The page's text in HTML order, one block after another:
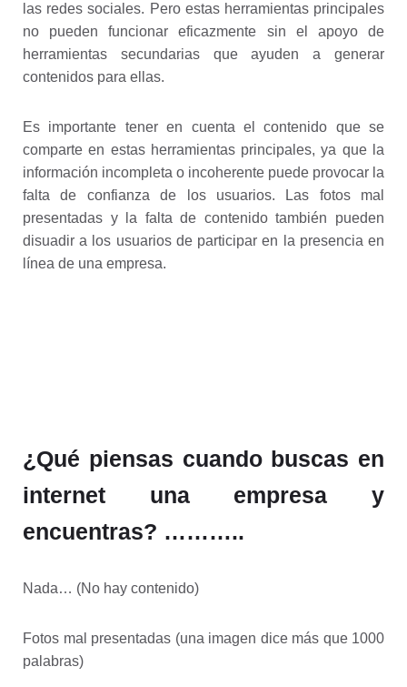
las redes sociales. Pero estas herramientas principales
no pueden funcionar eficazmente sin el apoyo de
herramientas secundarias que ayuden a generar
contenidos para ellas.
Es importante tener en cuenta el contenido que se
comparte en estas herramientas principales, ya que la
información incompleta o incoherente puede provocar la
falta de confianza de los usuarios. Las fotos mal
presentadas y la falta de contenido también pueden
disuadir a los usuarios de participar en la presencia en
línea de una empresa.
¿Qué piensas cuando buscas en
internet una empresa y
encuentras? ………..
Nada… (No hay contenido)
Fotos mal presentadas (una imagen dice más que 1000
palabras)